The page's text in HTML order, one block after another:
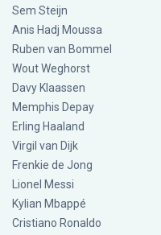
Sem Steijn
Anis Hadj Moussa
Ruben van Bommel
Wout Weghorst
Davy Klaassen
Memphis Depay
Erling Haaland
Virgil van Dijk
Frenkie de Jong
Lionel Messi
Kylian Mbappé
Cristiano Ronaldo